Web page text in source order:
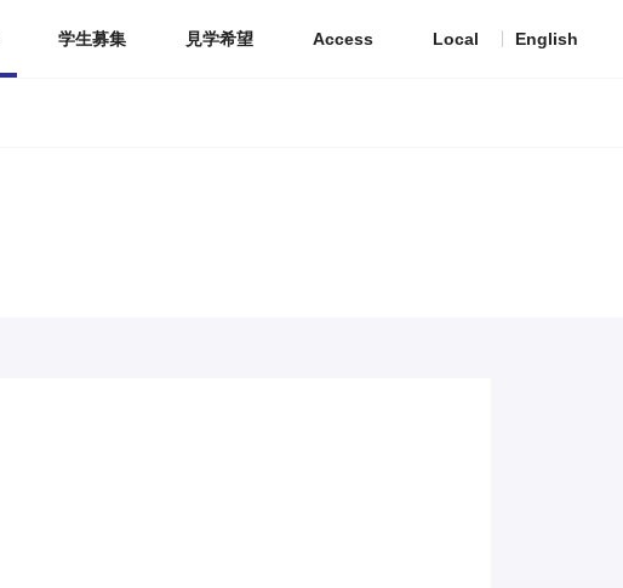
学生募集 見学希望 Access Local English